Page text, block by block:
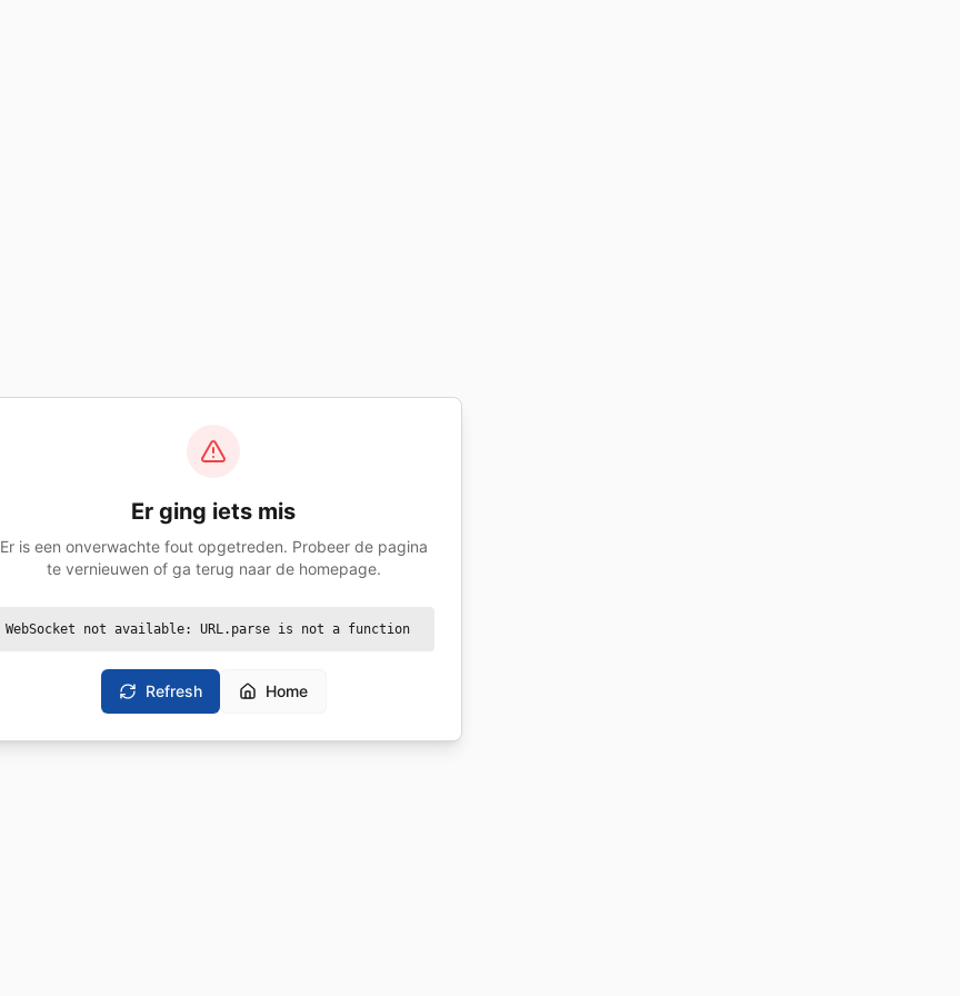
Er ging iets mis
Er is een onverwachte fout opgetreden. Probeer de pagina
te vernieuwen of ga terug naar de homepage.
WebSocket not available: URL.parse is not a function
Refresh Home